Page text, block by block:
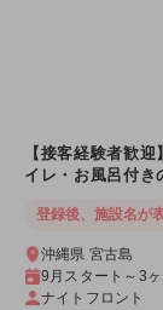
【接客経験者歓
イレ・お風呂付き
登録後、施設名が
沖縄県 宮古島
9月スタート～3ヶ
ナイトフロント